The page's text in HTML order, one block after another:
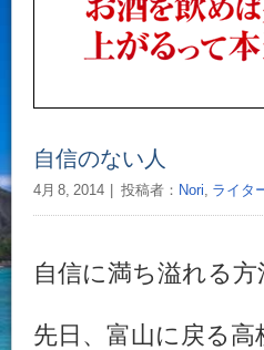
自信のない人
4月 8, 2014 投稿者： Nori, ライタ
自信に満ち溢れる方
先日、富山に戻る高